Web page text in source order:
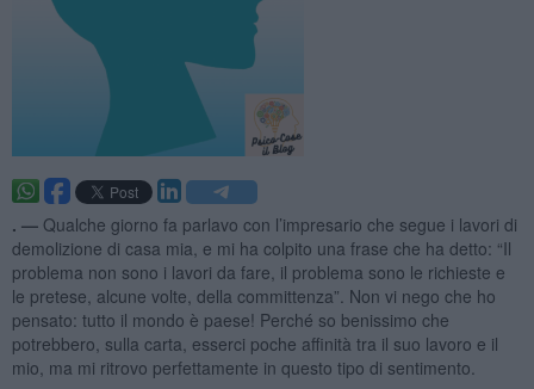
. — Qualche giorno fa parlavo con l’impresario che segue i lavori di
demolizione di casa mia, e mi ha colpito una frase che ha detto: “Il
problema non sono i lavori da fare, il problema sono le richieste e
le pretese, alcune volte, della committenza”. Non vi nego che ho
pensato: tutto il mondo è paese! Perché so benissimo che
potrebbero, sulla carta, esserci poche affinità tra il suo lavoro e il
mio, ma mi ritrovo perfettamente in questo tipo di sentimento.